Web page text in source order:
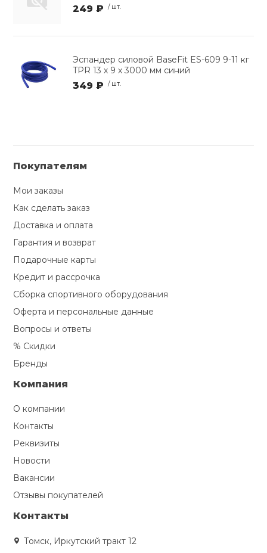
249 ₽ / шт.
Эспандер силовой BaseFit ES-609 9-11 кг
TPR 13 х 9 х 3000 мм синий
349 ₽ / шт.
Покупателям
Мои заказы
Как сделать заказ
Доставка и оплата
Гарантия и возврат
Подарочные карты
Кредит и рассрочка
Сборка спортивного оборудования
Оферта и персональные данные
Вопросы и ответы
% Скидки
Бренды
Компания
О компании
Контакты
Реквизиты
Новости
Вакансии
Отзывы покупателей
Контакты
Томск, Иркутский тракт 12